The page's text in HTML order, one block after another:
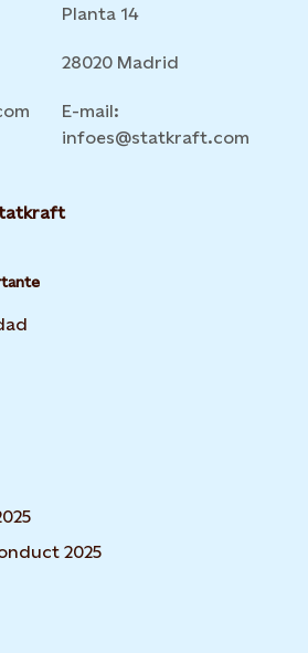
Planta 14
28020 Madrid
E-mail:
infoes@statkraft.com
2025